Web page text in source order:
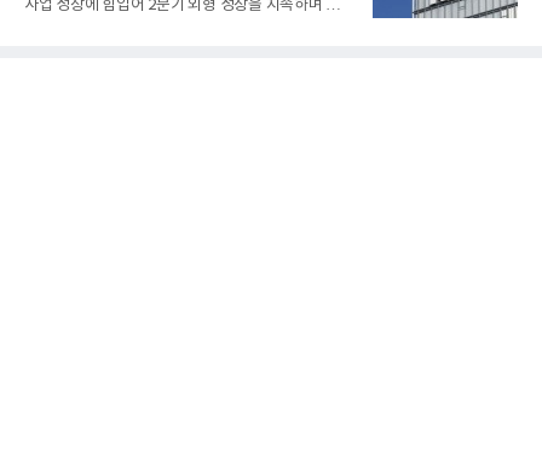
젠은 제품과 제조시설의 전기설비 안전성과 적합성을
사업 성장에 힘입어 2분기 외형 성장을 지속하며 역대